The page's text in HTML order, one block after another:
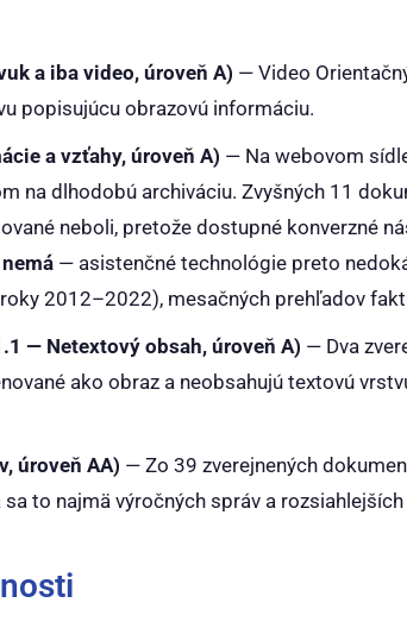
a iba video, úroveň A) — Video
popisujúcu obrazovú informáciu.
a vzťahy, úroveň A) — Na webovom
na dlhodobú archiváciu. Zvyšných 11
neboli, pretože dostupné konverzné
— asistenčné technológie preto
2012–2022), mesačných prehľadov
— Netextový obsah, úroveň A) — Dva
ako obraz a neobsahujú textovú
úroveň AA) — Zo 39 zverejnených
to najmä výročných správ a